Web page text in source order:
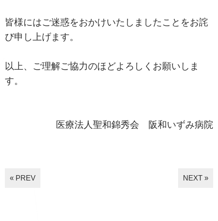
皆様にはご迷惑をおかけいたしましたことをお詫
び申し上げます。
以上、ご理解ご協力のほどよろしくお願いしま
す。
医療法人聖和錦秀会 阪和いずみ病院
« PREV NEXT »